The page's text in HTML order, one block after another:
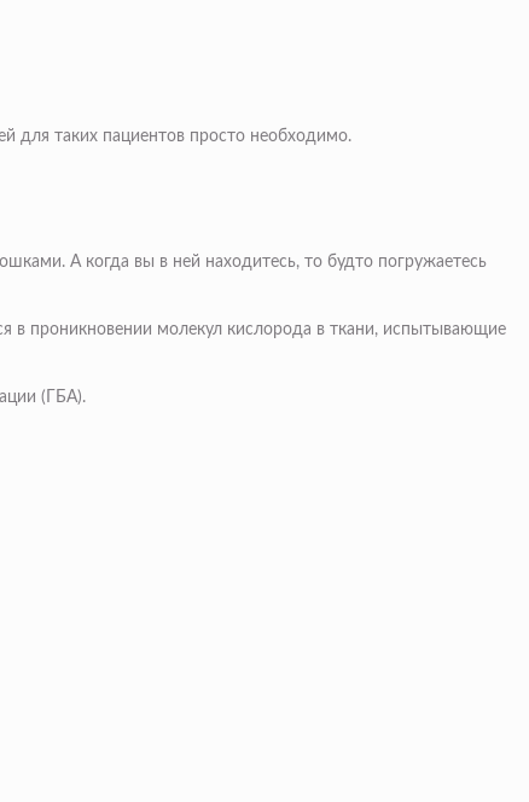
для таких пациентов просто необходимо.
А когда вы в ней находитесь, то будто погружаетесь
в проникновении молекул кислорода в ткани, испытывающие
(ГБА).